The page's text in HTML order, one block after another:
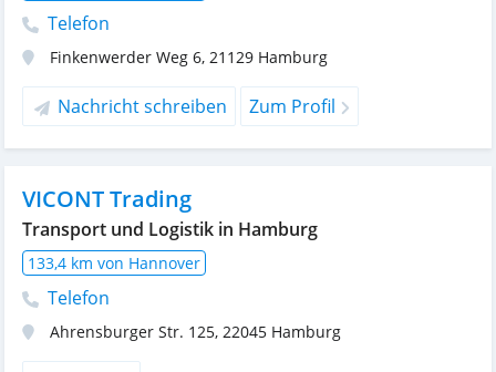
Telefon
Finkenwerder Weg 6, 21129 Hamburg
Nachricht schreiben Zum Profil
VICONT Trading
Transport und Logistik in Hamburg
133,4 km von Hannover
Telefon
Ahrensburger Str. 125, 22045 Hamburg